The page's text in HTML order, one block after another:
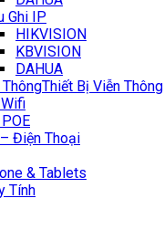
Ghi IP
HIKVISION
KBVISION
DAHUA
Thiết Bị Viễn Thông
Điện Thoại
& Tablets
Tính